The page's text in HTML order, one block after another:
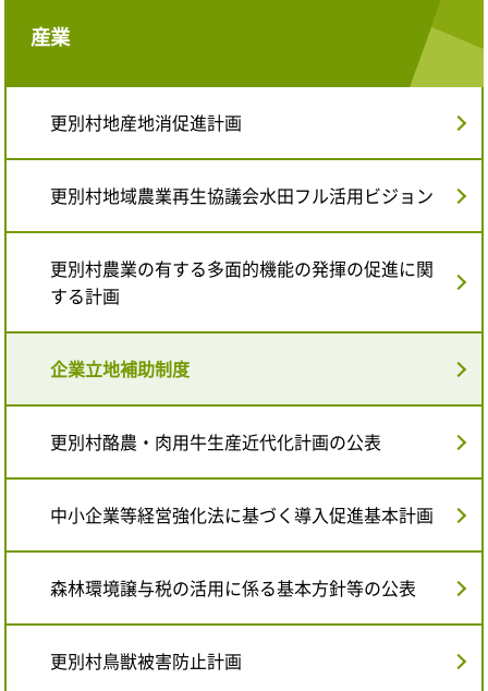
産業
更別村地産地消促進計画
更別村地域農業再生協議会水田フル活用ビジョン
更別村農業の有する多面的機能の発揮の促進に関
する計画
企業立地補助制度
更別村酪農・肉用牛生産近代化計画の公表
中小企業等経営強化法に基づく導入促進基本計画
森林環境譲与税の活用に係る基本方針等の公表
更別村鳥獣被害防止計画